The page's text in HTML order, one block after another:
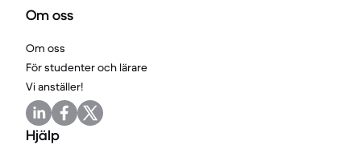
Om oss
Om oss
För studenter och lärare
Vi anställer!
Hjälp